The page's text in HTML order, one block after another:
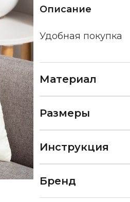
Описание
Удобная покупка
Материал
Размеры
Инструкция
Бренд